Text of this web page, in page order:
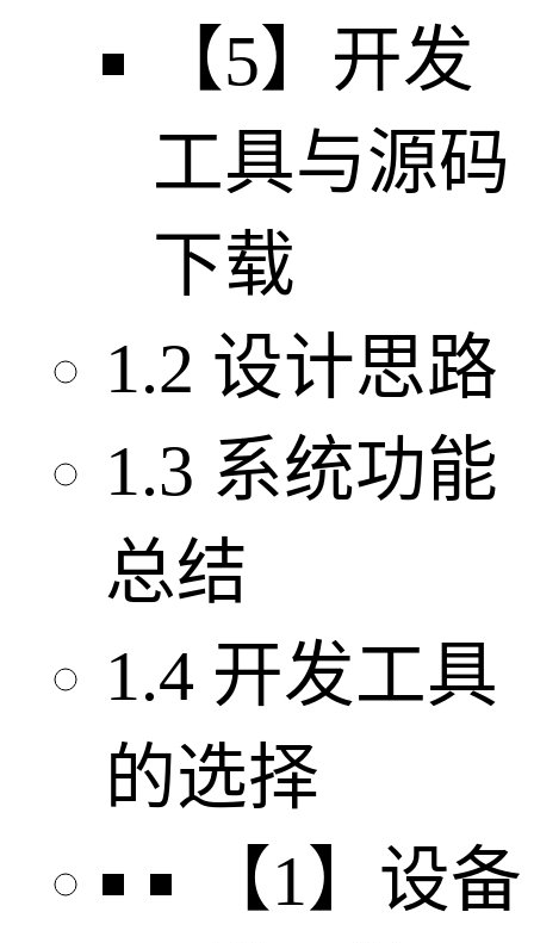
【5】开发
工具与源码
下载
1.2 设计思路
1.3 系统功能
总结
1.4 开发工具
的选择
【1】设备